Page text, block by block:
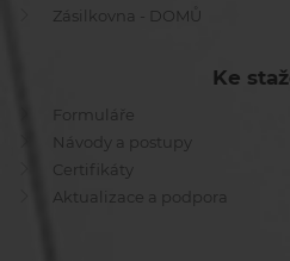
Zásilkovna - DOMŮ
Ke
Formuláře
Návody a postupy
Certifikáty
Aktualizace a podpora